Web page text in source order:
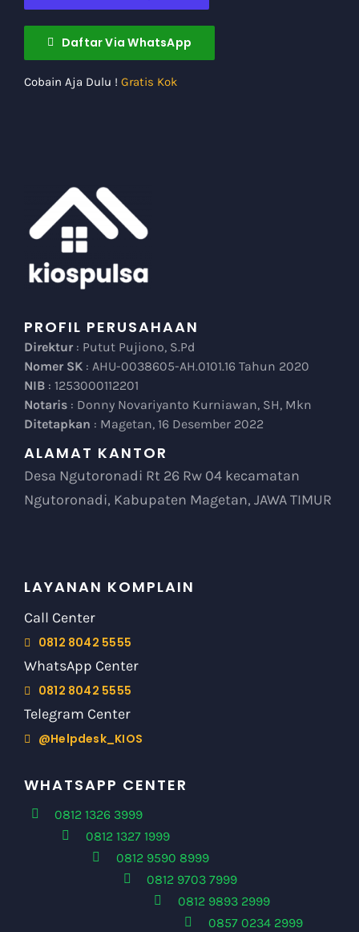
Daftar Via WhatsApp
Cobain Aja Dulu ! Gratis Kok
PROFIL PERUSAHAAN
Direktur : Putut Pujiono, S.Pd
Nomer SK : AHU-0038605-AH.0101.16 Tahun 2020
NIB: 1253000112201
Notaris: Donny Novariyanto Kurniawan, SH, Mkn
Ditetapkan : Magetan, 16 Desember 2022
ALAMAT KANTOR
Desa Ngutoronadi Rt 26 Rw 04 kecamatan
Ngutoronadi, Kabupaten Magetan, JAWA TIMUR
LAYANAN KOMPLAIN
Call Center
0812 8042 5555
WhatsApp Center
0812 8042 5555
Telegram Center
@Helpdesk_KIOS
WHATSAPP CENTER
0812 1326 3999
0812 1327 1999
0812 9590 8999
0812 9703 7999
0812 9893 2999
0857 0234 2999